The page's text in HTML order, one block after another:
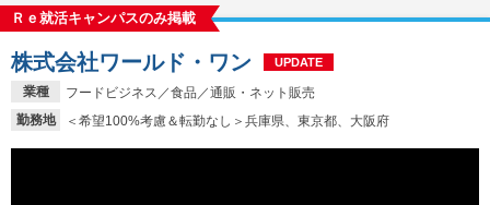
Ｒｅ就活キャンパスのみ掲載
業種
フードビジネス／食品／通販・ネット販売
勤務地
＜希望100%考慮＆転勤なし＞兵庫県、東京都、大阪府
株式会社ワールド・ワン UPDATE